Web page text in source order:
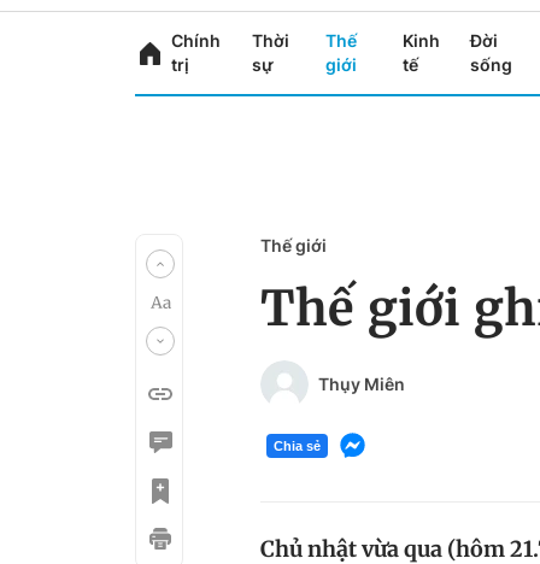
Chính
trị
Thời
sự
Thế
giới
Kinh
tế
Đời
sống
Thế giới
Thế giới
Thụy Miên
Chia sẻ
Chủ nhật vừa qua (hôm